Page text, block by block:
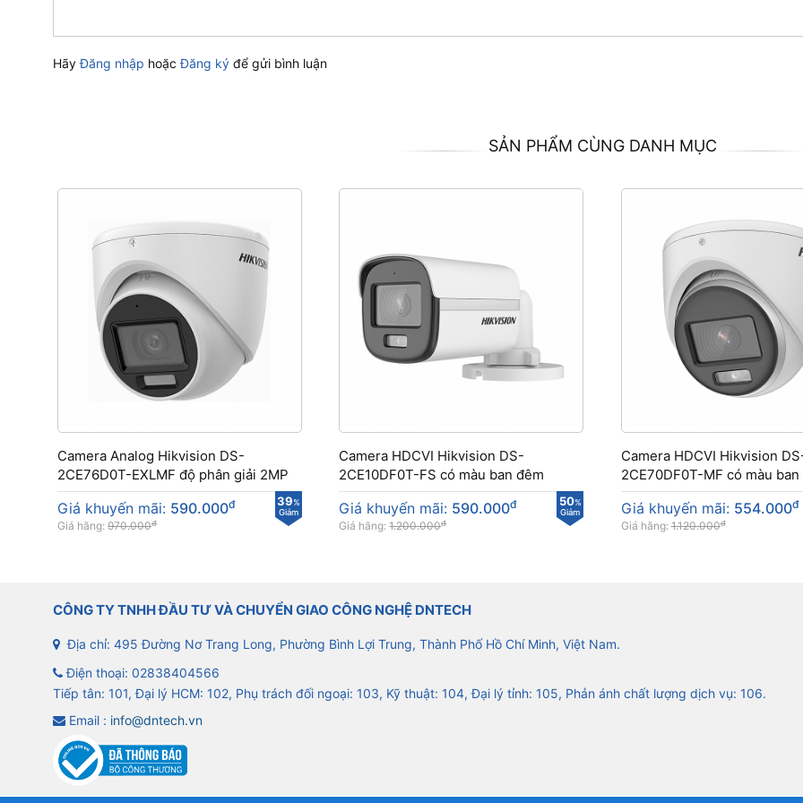
HãyĐăng nhập hoặcĐăng ký để gửi bình luận
SẢN PHẨM CÙNG DANH MỤC
Camera Analog Hikvision DS-
2CE76D0T-EXLMF độ phân giải 2MP
39%
Giảm
Giá khuyến mãi: 590.000đ
Giá hãng:970.000đ
Camera HDCVI Hikvision DS-
2CE10DF0T-FS có màu ban đêm
50%
Giảm
Giá khuyến mãi: 590.000đ
Giá hãng:1.200.000đ
Camera HDCVI Hikvision
2CE70DF0T-MF có màu
Giá khuyến mãi: 554.000đ
Giá hãng:1.120.000đ
CÔNG TY TNHH ĐẦU TƯ VÀ CHUYỂN GIAO CÔNG NGHỆ DNTECH
Địa chỉ: 495 Đường Nơ Trang Long, Phường Bình Lợi Trung, Thành Phố Hồ Chí Minh, Việt Nam.
Điện thoại: 02838404566
Tiếp tân: 101, Đại lý HCM: 102, Phụ trách đối ngoại: 103, Kỹ thuật: 104, Đại lý tỉnh: 105, Phản ánh chất lượng dịch vụ: 106.
Email : info@dntech.vn